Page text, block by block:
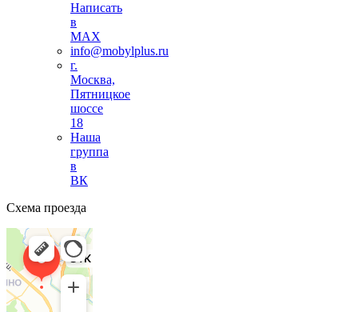
Написать
в
MAX
info@mobylplus.ru
г.
Москва,
Пятницкое
шоссе
18
Наша
группа
в
ВК
Схема проезда